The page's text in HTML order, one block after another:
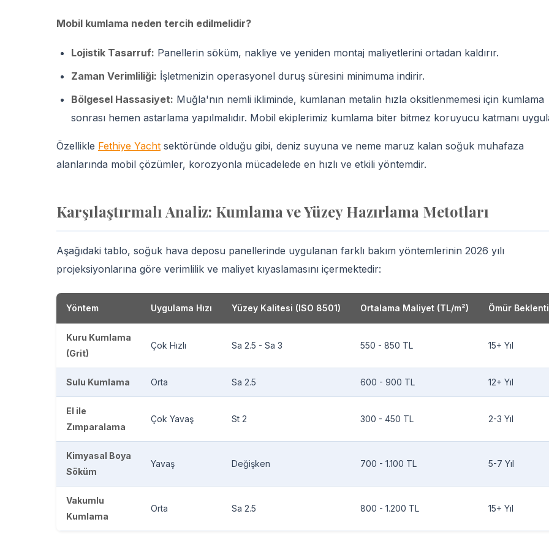
Mobil kumlama neden tercih edilmelidir?
Lojistik Tasarruf: Panellerin söküm, nakliye ve yeniden montaj maliyetlerini ortadan kaldırır.
Zaman Verimliliği: İşletmenizin operasyonel duruş süresini minimuma indirir.
Bölgesel Hassasiyet: Muğla'nın nemli ikliminde, kumlanan metalin hızla oksitlenmemesi için kumlama
sonrası hemen astarlama yapılmalıdır. Mobil ekiplerimiz kumlama biter bitmez koruyucu katmanı
Özellikle Fethiye Yacht sektöründe olduğu gibi, deniz suyuna ve neme maruz kalan soğuk muhafaza
alanlarında mobil çözümler, korozyonla mücadelede en hızlı ve etkili yöntemdir.
Karşılaştırmalı Analiz: Kumlama ve Yüzey Hazırlama Metotları
Aşağıdaki tablo, soğuk hava deposu panellerinde uygulanan farklı bakım yöntemlerinin 2026 yılı
projeksiyonlarına göre verimlilik ve maliyet kıyaslamasını içermektedir:
Yöntem Uygulama Hızı Yüzey Kalitesi (ISO 8501) Ortalama Maliyet (TL/m²) Ömür
Kuru Kumlama
(Grit)
Çok Hızlı Sa 2.5 - Sa 3 550 - 850 TL 15+ Yıl
Sulu Kumlama Orta Sa 2.5 600 - 900 TL 12+ Yıl
El ile
Zımparalama
Çok Yavaş St 2 300 - 450 TL 2-3 Yıl
Kimyasal Boya
Söküm
Yavaş Değişken 700 - 1.100 TL 5-7 Yıl
Vakumlu
Kumlama
Orta Sa 2.5 800 - 1.200 TL 15+ Yıl